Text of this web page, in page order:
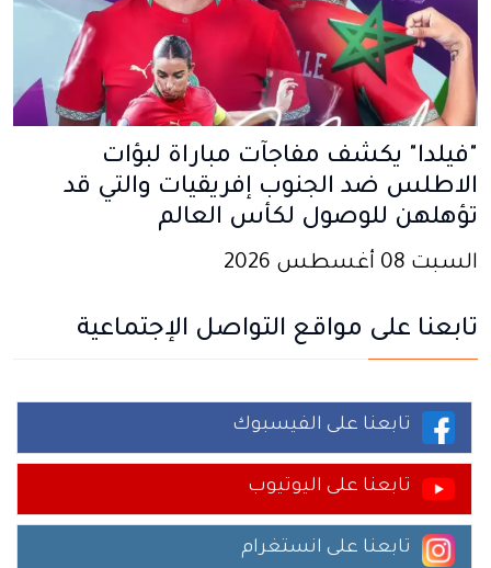
"فيلدا" يكشف مفاجآت مباراة لبؤات
الاطلس ضد الجنوب إفريقيات والتي قد
تؤهلهن للوصول لكأس العالم
السبت 08 أغسطس 2026
تابعنا على مواقع التواصل الإجتماعية
تابعنا على الفيسبوك
تابعنا على اليوتيوب
تابعنا على انستغرام